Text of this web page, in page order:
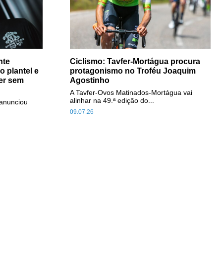
plantel e
sem
Ciclismo: Tavfer-Mortágua procura
protagonismo no Troféu Joaquim
Agostinho
09.07.26
A Tavfer-Ovos Matinados-Mortágua vai
alinhar na 49.ª edição do...